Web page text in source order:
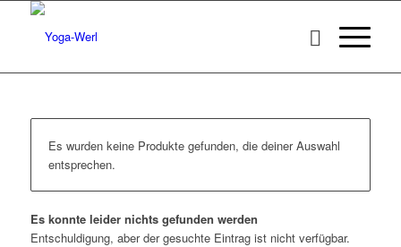
Es wurden keine Produkte gefunden, die deiner Auswahl
entsprechen.
Es konnte leider nichts gefunden werden
Entschuldigung, aber der gesuchte Eintrag ist nicht verfügbar.